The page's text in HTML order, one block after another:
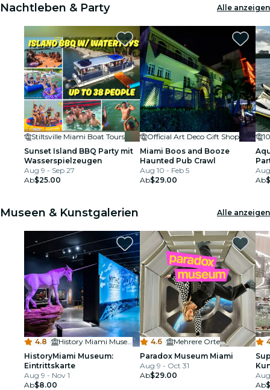
Nachtleben & Party Alle anzeigen
Stiltsville Miami Boat Tours
Sunset Island BBQ Party mit
Wasserspielzeugen
Aug 9 - Sep 27
Ab$25.00
Official Art Deco Gift Shop
Miami Boos and Booze
Haunted Pub Crawl
Aug 10 - Feb 5
Ab$29.00
Ab
Museen & Kunstgalerien Alle anzeigen
4.8 ·
History Miami Museum
HistoryMiami Museum:
Eintrittskarte
Aug 9 - Nov 1
Ab$8.00
4.6 ·
Mehrere Orte
Paradox Museum Miami
Aug 9 - Oct 31
Ab$29.00
Ab